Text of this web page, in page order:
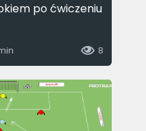
po ćwiczeniu
8